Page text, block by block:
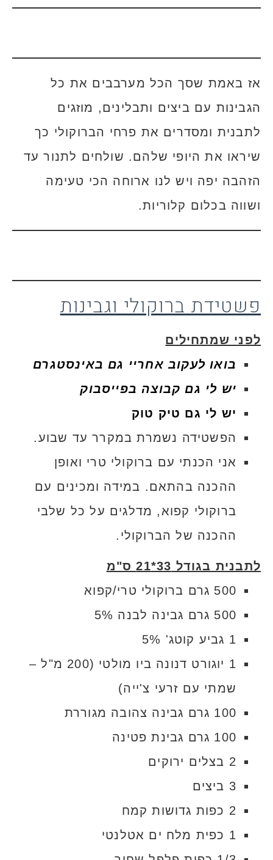
אז באמת שסך הכל מערבבים את כל
הגבינות עם ביצים ותבלינים, מוזגים
לתבנית ומסדרים את פרחי הברוקולי כך
שיראו את היופי שלהם. שולחים לתנור עד
הזהבה יפה ויש לנו ארוחה הכי טעימה
ושווה בכלום קלוריות.
פשטידת ברוקולי וגבינות
לפני שמתחילים
בואו לעקוב אחריי גם באינסטגרם
יש לי גם קבוצה בפייסבוק
יש לי גם טיק טוק
הפשטידה נשמרת במקרר עד שבוע.
אני הכנתי עם ברוקולי טרי ואופן
ההכנה בהתאם. במידה ומכינים עם
ברוקולי קפוא, מדלגים על כל שלבי
ההכנה של הברוקולי.
לתבנית בגודל 33*21 ס"מ
500 גרם ברוקולי טרי/קפוא
500 גרם גבינה לבנה 5%
1 גביע קוטג' 5%
1 יוגורט דנונה ביו מולטי (200 מ"ל –
שמתי עם זרעי צ'ייה)
100 גרם גבינה צהובה מגוררת
100 גרם גבינת פטינה
2 בצלים ירוקים
3 ביצים
2 כפות גדושות קמח
1 כפית מלח ים אטלנטי